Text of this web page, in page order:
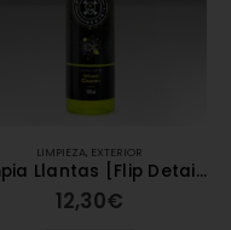
LIMPIEZA, EXTERIOR
Limpia Llantas [Flip Detail]
12,30€